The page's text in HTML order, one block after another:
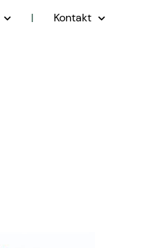
Kontakt